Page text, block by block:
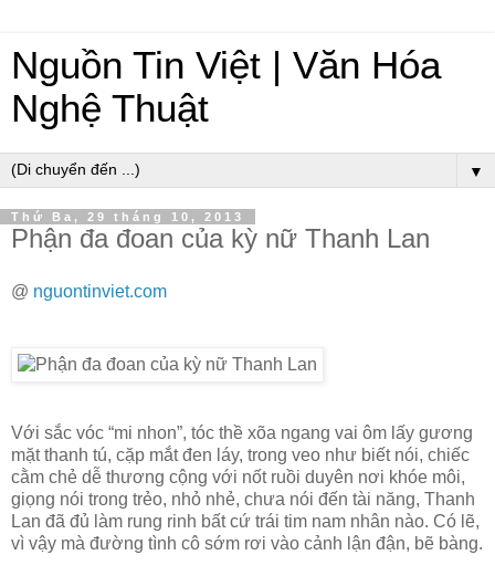
Nguồn Tin Việt | Văn Hóa
Nghệ Thuật
▼
Thứ Ba, 29 tháng 10, 2013
Phận đa đoan của kỳ nữ Thanh Lan
@ nguontinviet.com
Với sắc vóc “mi nhon”, tóc thề xõa ngang vai ôm lấy gương
mặt thanh tú, cặp mắt đen láy, trong veo như biết nói, chiếc
cằm chẻ dễ thương cộng với nốt ruồi duyên nơi khóe môi,
giọng nói trong trẻo, nhỏ nhẻ, chưa nói đến tài năng, Thanh
Lan đã đủ làm rung rinh bất cứ trái tim nam nhân nào. Có lẽ,
vì vậy mà đường tình cô sớm rơi vào cảnh lận đận, bẽ bàng.